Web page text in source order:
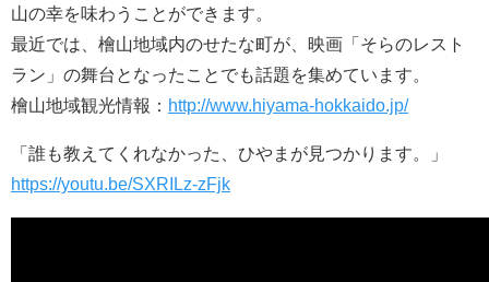
山の幸を味わうことができます。
最近では、檜山地域内のせたな町が、映画「そらのレスト
ラン」の舞台となったことでも話題を集めています。
檜山地域観光情報： http://www.hiyama-hokkaido.jp/
「誰も教えてくれなかった、ひやまが見つかります。」
https://youtu.be/SXRILz-zFjk